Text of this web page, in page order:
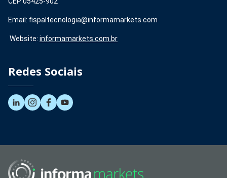
Email: fispaltecnologia@informamarkets.com
Website: informamarkets.com.br
Redes Sociais